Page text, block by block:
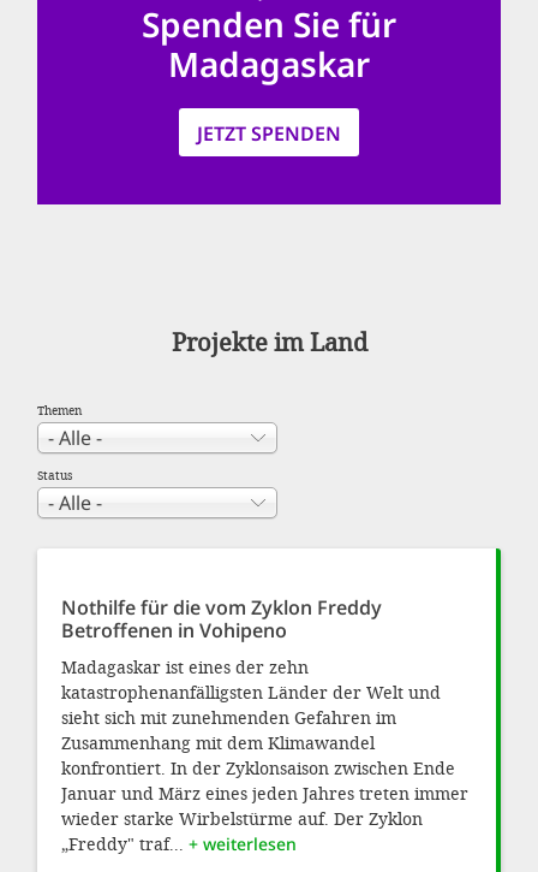
Spenden Sie für
Madagaskar
JETZT SPENDEN
Projekte im Land
Themen
Status
Nothilfe für die vom Zyklon Freddy
Betroffenen in Vohipeno
Madagaskar ist eines der zehn
katastrophenanfälligsten Länder der Welt und
sieht sich mit zunehmenden Gefahren im
Zusammenhang mit dem Klimawandel
konfrontiert. In der Zyklonsaison zwischen Ende
Januar und März eines jeden Jahres treten immer
wieder starke Wirbelstürme auf. Der Zyklon
„Freddy" traf... + weiterlesen